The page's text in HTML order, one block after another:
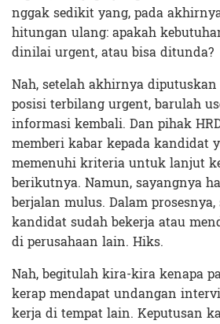
nggak sedikit yang, pada
hitungan ulang: apakah
dinilai urgent, atau bisa ditunda?
Nah, setelah akhirnya
posisi terbilang urgent, barulah
informasi kembali. Dan pihak
memberi kabar kepada kandidat
memenuhi kriteria untuk lanjut
berikutnya. Namun, sayangnya
berjalan mulus. Dalam
kandidat sudah bekerja atau
di perusahaan lain. Hiks.
Nah, begitulah kira-kira kenapa
kerap mendapat undangan
kerja di tempat lain. Keputusan